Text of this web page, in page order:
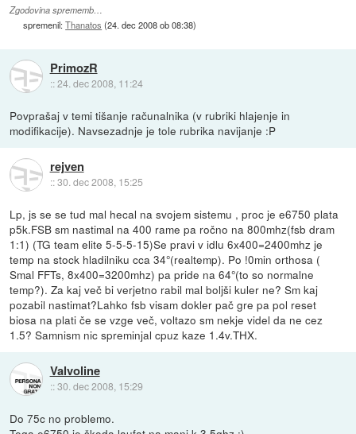
Zgodovina sprememb…
spremenil:Thanatos (24. dec 2008 ob 08:38)
PrimozR
::24. dec 2008, 11:24
Povprašaj v temi tišanje računalnika (v rubriki hlajenje in
modifikacije). Navsezadnje je tole rubrika navijanje :P
rejven
::30. dec 2008, 15:25
Lp, js se se tud mal hecal na svojem sistemu , proc je e6750 plata
p5k.FSB sm nastimal na 400 rame pa ročno na 800mhz(fsb dram
1:1) (TG team elite 5-5-5-15)Se pravi v idlu 6x400=2400mhz je
temp na stock hladilniku cca 34°(realtemp). Po !0min orthosa (
Smal FFTs, 8x400=3200mhz) pa pride na 64°(to so normalne
temp?). Za kaj več bi verjetno rabil mal boljši kuler ne? Sm kaj
pozabil nastimat?Lahko fsb visam dokler pač gre pa pol reset
biosa na plati če se vzge več, voltazo sm nekje videl da ne cez
1.5? Samnism nic spreminjal cpuz kaze 1.4v.THX.
Valvoline
::30. dec 2008, 15:29
Do 75c no problemo.